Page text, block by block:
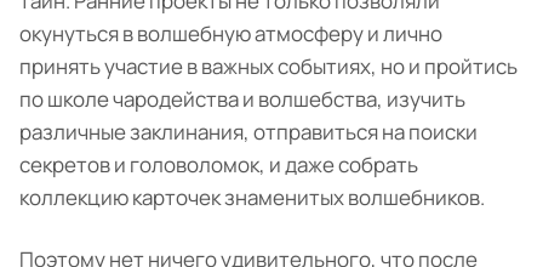
окунуться в волшебную атмосферу и лично
принять участие в важных событиях, но и пройтись
по школе чародейства и волшебства, изучить
различные заклинания, отправиться на поиски
секретов и головоломок, и даже собрать
коллекцию карточек знаменитых волшебников.
Поэтому нет ничего удивительного, что после